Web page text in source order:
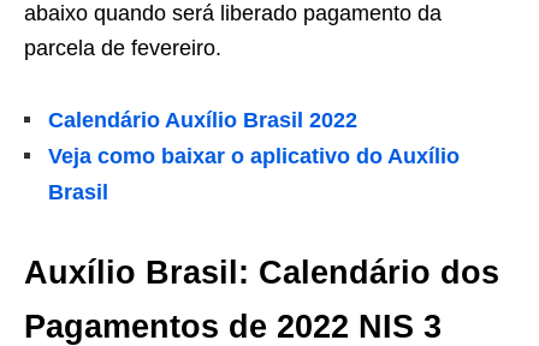
abaixo quando será liberado pagamento da
parcela de fevereiro.
Calendário Auxílio Brasil 2022
Veja como baixar o aplicativo do Auxílio
Brasil
Auxílio Brasil: Calendário dos
Pagamentos de 2022 NIS 3